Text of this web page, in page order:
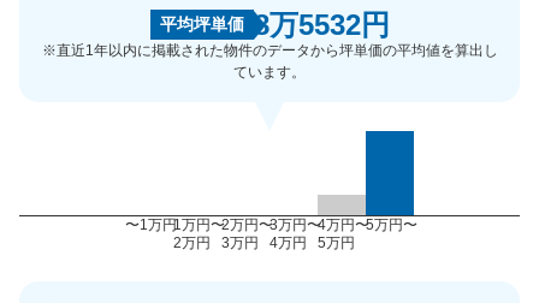
平均坪単価 8万5532円
※直近1年以内に掲載された物件のデータから坪単価の平均値を算出し
ています。
〜1万円1万円〜
2万円
2万円〜
3万円
3万円〜
4万円
4万円〜
5万円
5万円〜